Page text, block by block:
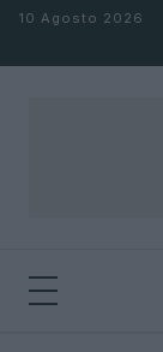
Salta al contenuto
10 Agosto 2026